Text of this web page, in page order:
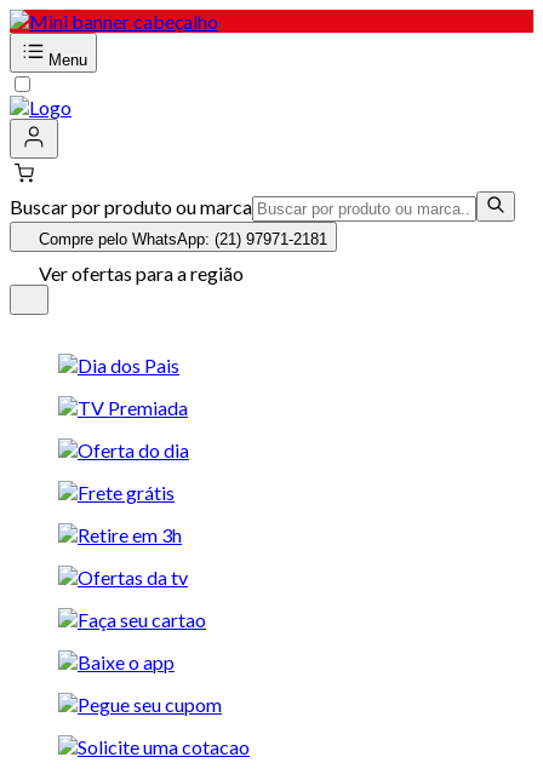
Menu
Buscar por produto ou marca
Compre pelo WhatsApp: (21) 97971-2181
Ver ofertas para a região